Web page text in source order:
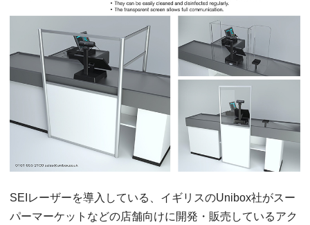
SEIレーザーを導入している、イギリスのUnibox社がスー
パーマーケットなどの店舗向けに開発・販売しているアク